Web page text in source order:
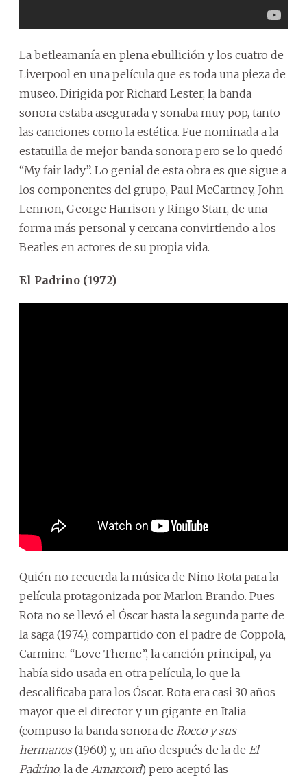
La betleamanía en plena ebullición y los cuatro de
Liverpool en una película que es toda una pieza de
museo. Dirigida por Richard Lester, la banda
sonora estaba asegurada y sonaba muy pop, tanto
las canciones como la estética. Fue nominada a la
estatuilla de mejor banda sonora pero se lo quedó
“My fair lady”. Lo genial de esta obra es que sigue a
los componentes del grupo, Paul McCartney, John
Lennon, George Harrison y Ringo Starr, de una
forma más personal y cercana convirtiendo a los
Beatles en actores de su propia vida.
El Padrino (1972)
Quién no recuerda la música de Nino Rota para la
película protagonizada por Marlon Brando. Pues
Rota no se llevó el Óscar hasta la segunda parte de
la saga (1974), compartido con el padre de Coppola,
Carmine. “Love Theme”, la canción principal, ya
había sido usada en otra película, lo que la
descalificaba para los Óscar. Rota era casi 30 años
mayor que el director y un gigante en Italia
(compuso la banda sonora de Rocco y sus
hermanos(1960) y, un año después de la de El
Padrino, la de Amarcord) pero aceptó las